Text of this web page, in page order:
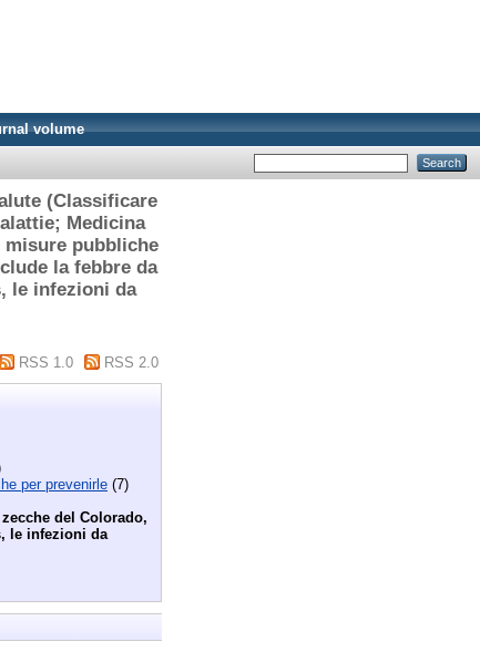
volume
(Classificare
Medicina
misure pubbliche
la febbre da
le infezioni da
RSS 1.0 RSS 2.0
per prevenirle (7)
del Colorado,
le infezioni da